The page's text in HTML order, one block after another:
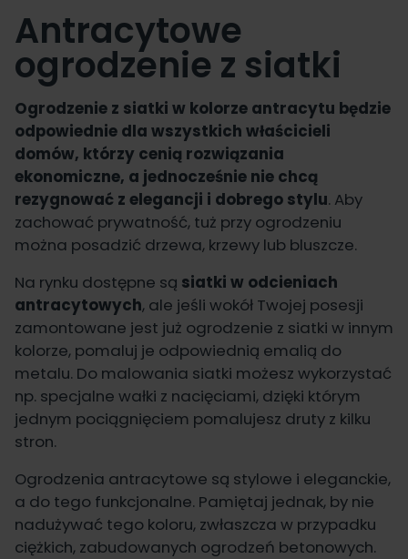
Antracytowe
ogrodzenie z siatki
Ogrodzenie z siatki w kolorze antracytu będzie
odpowiednie dla wszystkich właścicieli
domów, którzy cenią rozwiązania
ekonomiczne, a jednocześnie nie chcą
rezygnować z elegancji i dobrego stylu. Aby
zachować prywatność, tuż przy ogrodzeniu
można posadzić drzewa, krzewy lub bluszcze.
Na rynku dostępne są siatki w odcieniach
antracytowych, ale jeśli wokół Twojej posesji
zamontowane jest już ogrodzenie z siatki w innym
kolorze, pomaluj je odpowiednią emalią do
metalu. Do malowania siatki możesz wykorzystać
np. specjalne wałki z nacięciami, dzięki którym
jednym pociągnięciem pomalujesz druty z kilku
stron.
Ogrodzenia antracytowe są stylowe i eleganckie,
a do tego funkcjonalne. Pamiętaj jednak, by nie
nadużywać tego koloru, zwłaszcza w przypadku
ciężkich, zabudowanych ogrodzeń betonowych.